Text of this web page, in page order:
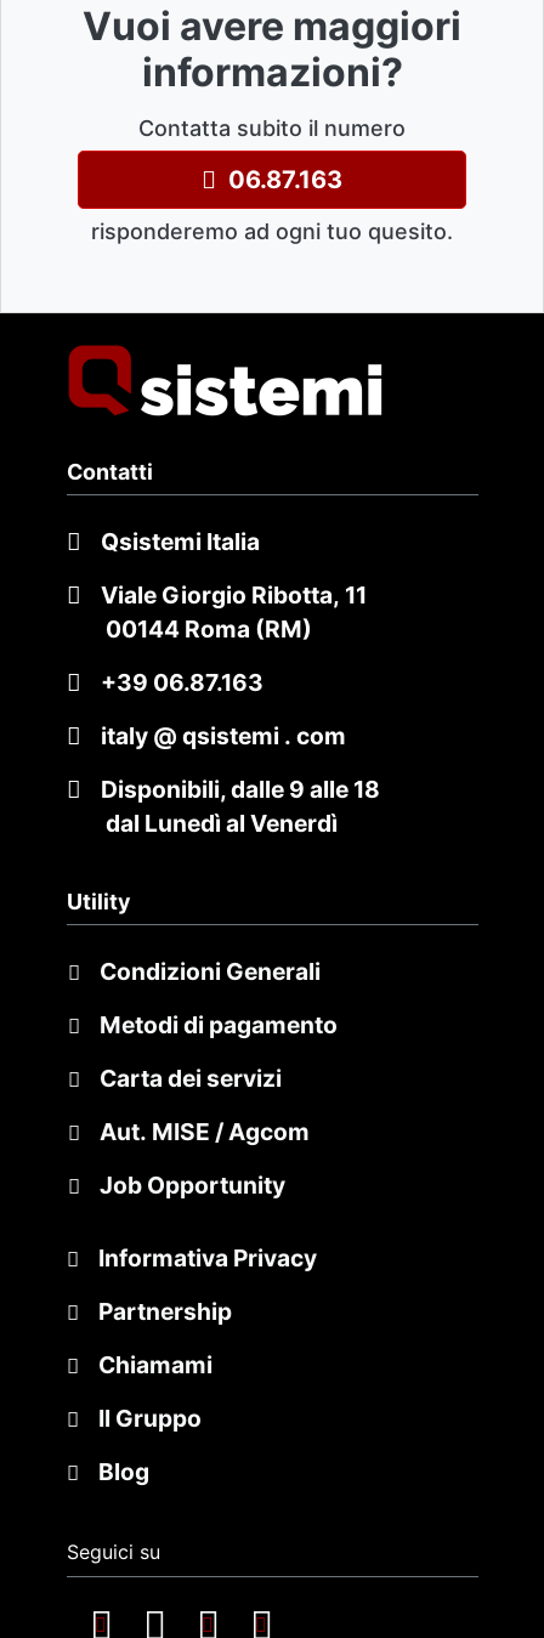
Vuoi avere maggiori
informazioni?
Contatta subito il numero
06.87.163
risponderemo ad ogni tuo quesito.
Contatti
Qsistemi Italia
Viale Giorgio Ribotta, 11
00144 Roma (RM)
+39 06.87.163
italy @ qsistemi . com
Disponibili, dalle 9 alle 18
dal Lunedì al Venerdì
Utility
Condizioni Generali
Metodi di pagamento
Carta dei servizi
Aut. MISE / Agcom
Job Opportunity
Informativa Privacy
Partnership
Chiamami
Il Gruppo
Blog
Seguici su